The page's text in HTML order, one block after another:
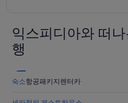
익스피디아와 떠
행
숙소항공패키지렌터카